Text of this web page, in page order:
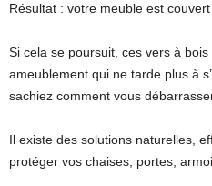
Résultat : votre meuble est
Si cela se poursuit, ces vers à
ameublement qui ne tarde plus à
sachiez comment vous
Il existe des solutions naturelles,
protéger vos chaises, portes,